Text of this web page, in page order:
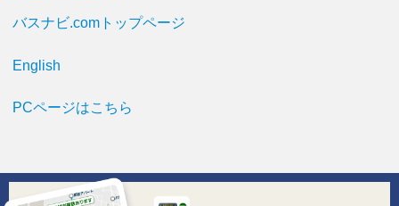
バスナビ.comトップページ
English
PCページはこちら